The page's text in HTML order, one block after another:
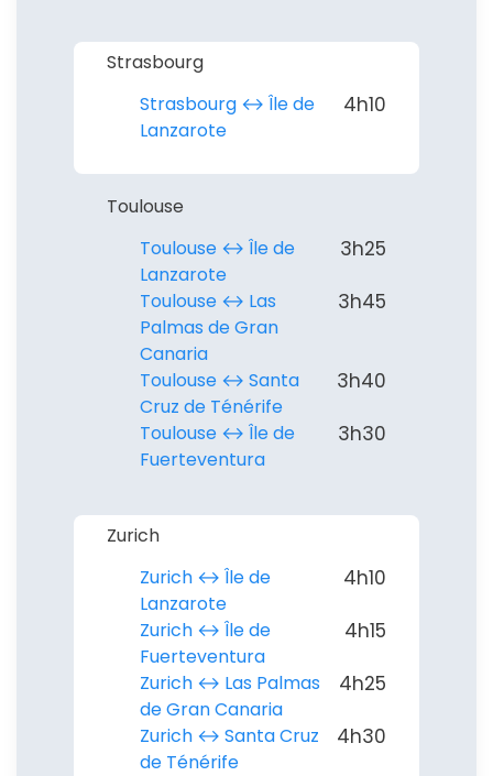
Strasbourg
Strasbourg ↔︎ Île de
Lanzarote
4h10
Toulouse
Toulouse ↔︎ Île de
Lanzarote
3h25
Toulouse ↔︎ Las
Palmas de Gran
Canaria
3h45
Toulouse ↔︎ Santa
Cruz de Ténérife
3h40
Toulouse ↔︎ Île de
Fuerteventura
3h30
Zurich
Zurich ↔︎ Île de
Lanzarote
4h10
Zurich ↔︎ Île de
Fuerteventura
4h15
Zurich ↔︎ Las Palmas
de Gran Canaria
4h25
Zurich ↔︎ Santa Cruz
de Ténérife
4h30